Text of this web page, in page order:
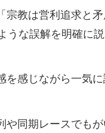
教は営利追求と矛
な誤解を明確に
感じながら一気
同期レースでも